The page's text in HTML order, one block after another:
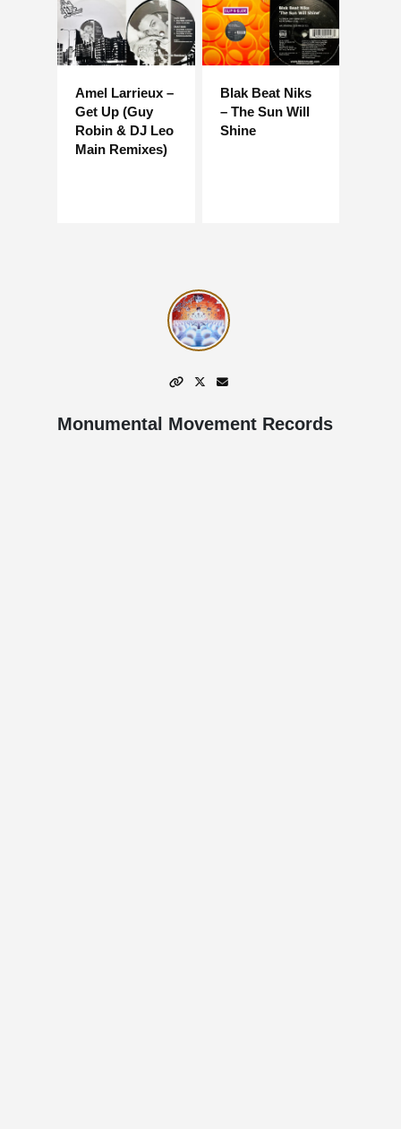
Amel Larrieux –
Get Up (Guy
Robin & DJ Leo
Main Remixes)
Blak Beat Niks
– The Sun Will
Shine
Monumental Movement Records